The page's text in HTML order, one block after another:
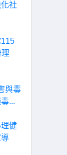
社
與毒
...
健